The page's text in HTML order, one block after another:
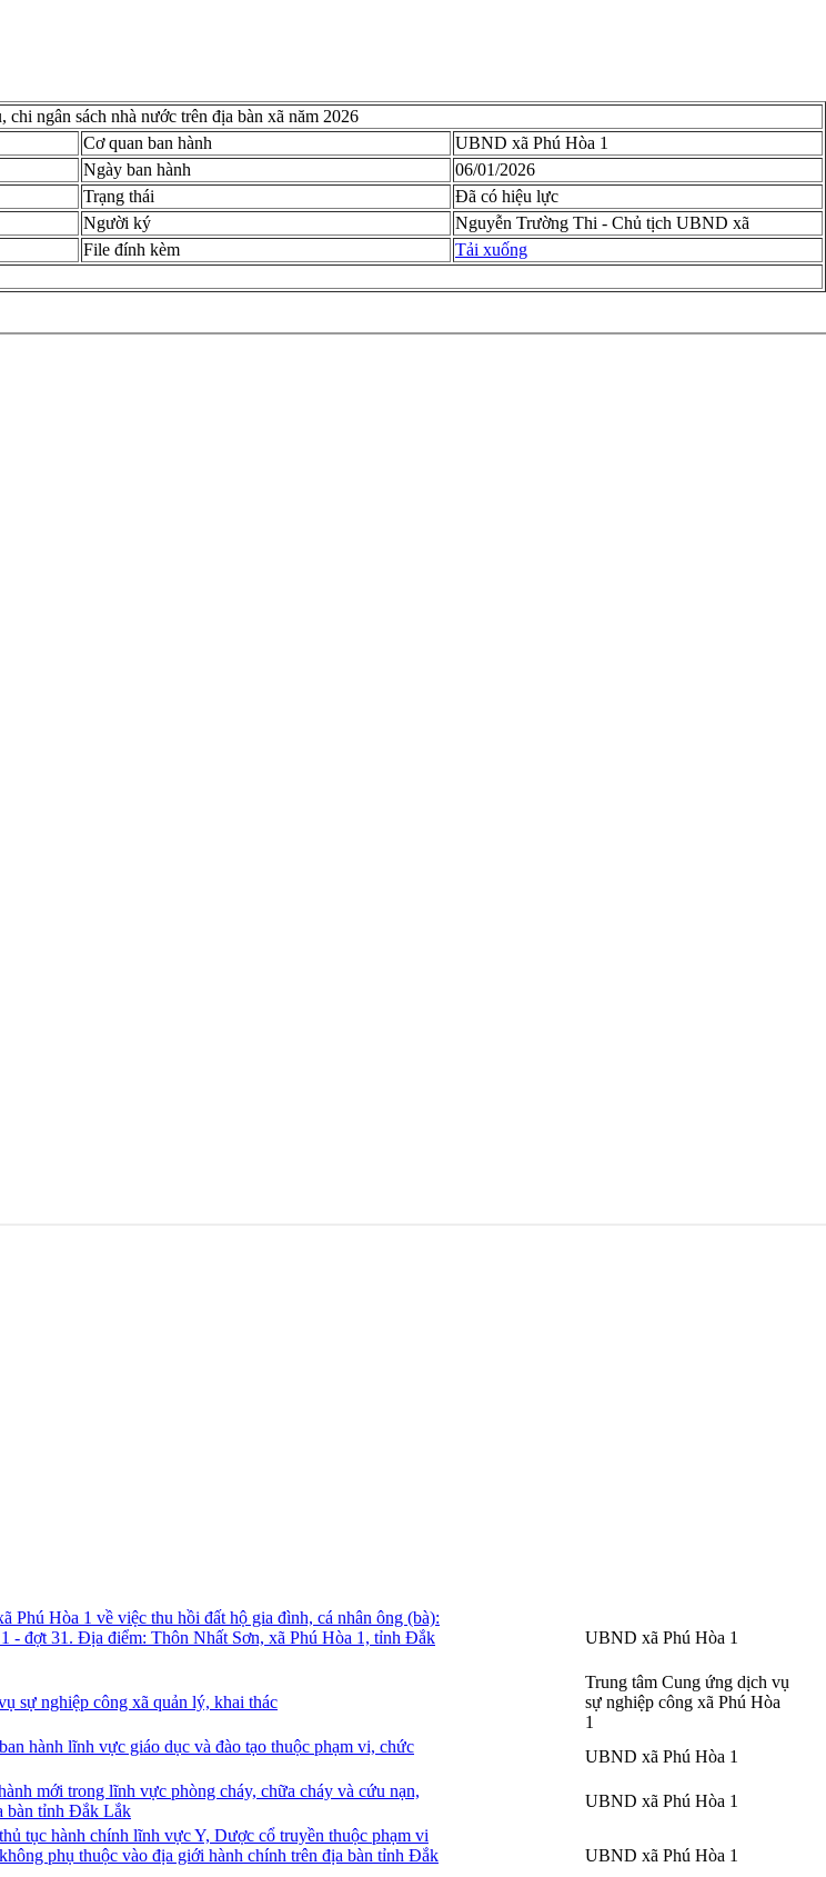
ngân sách nhà nước trên địa bàn xã năm 2026
Cơ quan ban hành
UBND xã Phú Hòa 1
Ngày ban hành
06/01/2026
Trạng thái
Đã có hiệu lực
Người ký
Nguyễn Trường Thi - Chủ tịch UBND xã
File đính kèm
Tải xuống
Hòa 1 về việc thu hồi đất hộ gia đình, cá nhân ông (bà):
- đợt 31. Địa điểm: Thôn Nhất Sơn, xã Phú Hòa 1, tỉnh Đắk
UBND xã Phú Hòa 1
sự nghiệp công xã quản lý, khai thác
Trung tâm Cung ứng dịch vụ
sự nghiệp công xã Phú Hòa
1
hành lĩnh vực giáo dục và đào tạo thuộc phạm vi, chức
UBND xã Phú Hòa 1
mới trong lĩnh vực phòng cháy, chữa cháy và cứu nạn,
bàn tỉnh Đắk Lắk
UBND xã Phú Hòa 1
tục hành chính lĩnh vực Y, Dược cổ truyền thuộc phạm vi
phụ thuộc vào địa giới hành chính trên địa bàn tỉnh Đắk
UBND xã Phú Hòa 1